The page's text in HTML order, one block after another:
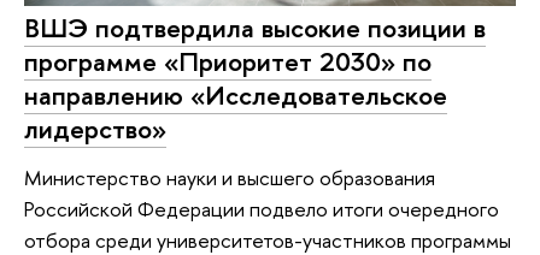
ВШЭ подтвердила высокие позиции в
программе «Приоритет 2030» по
направлению «Исследовательское
лидерство»
Министерство науки и высшего образования
Российской Федерации подвело итоги очередного
отбора среди университетов-участников программы